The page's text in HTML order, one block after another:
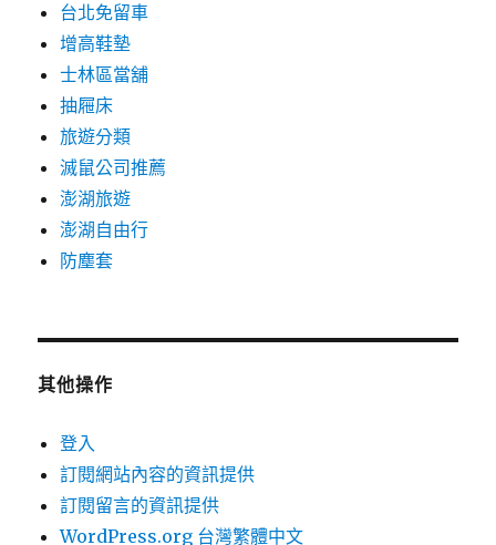
台北免留車
增高鞋墊
士林區當舖
抽屜床
旅遊分類
滅鼠公司推薦
澎湖旅遊
澎湖自由行
防塵套
其他操作
登入
訂閱網站內容的資訊提供
訂閱留言的資訊提供
WordPress.org 台灣繁體中文